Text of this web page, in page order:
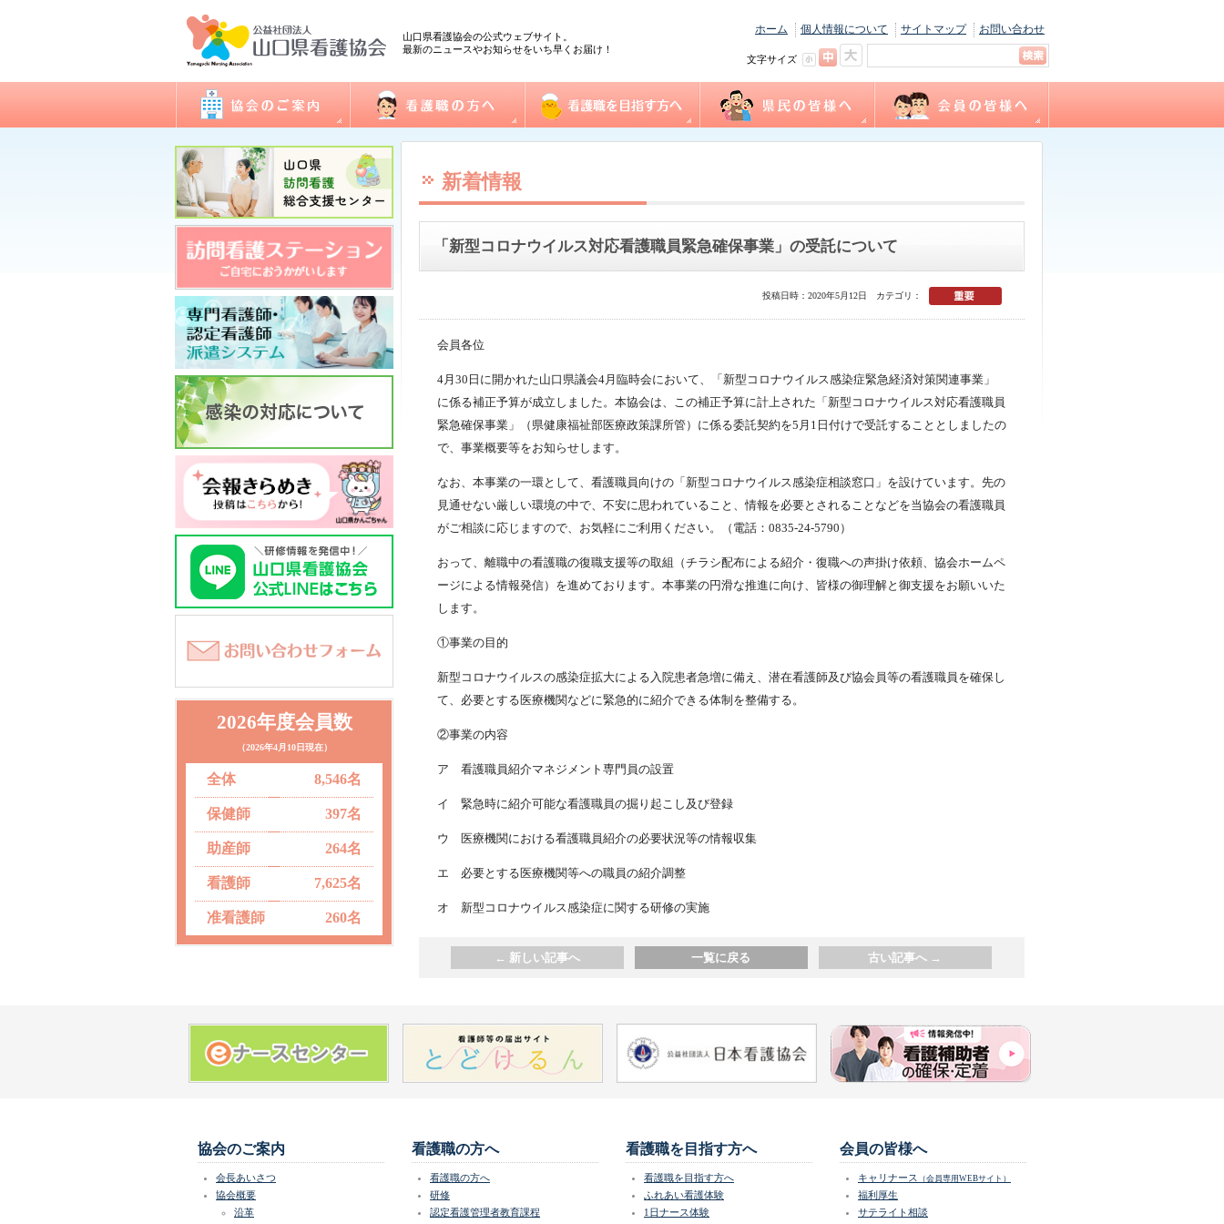
山口県看護協会の公式ウェブサイト。
最新のニュースやお知らせをいち早くお届け！
ホーム 個人情報について サイトマップ お問い合わせ
文字サイズ
会長あいさつ
協会概要
委員会活動
地区支部活動
会報誌「きらめき」
入会のご案内
アクセス
開館日・閉館日
関連団体 看護職の方へ
研修
看護実践情報
認定看護管理者教育課程
ナースセンター事業・研修
図書室
各種様式ダウンロード
2026年度会員数
（2026年4月10日現在）
全体 8,546名
保健師 397名
助産師 264名
看護師 7,625名
准看護師 260名
新着情報
「新型コロナウイルス対応看護職員緊急確保事業」の受託について
投稿日時：2020年5月12日 カテゴリ：
会員各位
4月30日に開かれた山口県議会4月臨時会において、「新型コロナウイルス感染症緊急経済対策関連事業」
に係る補正予算が成立しました。本協会は、この補正予算に計上された「新型コロナウイルス対応看護職員
緊急確保事業」（県健康福祉部医療政策課所管）に係る委託契約を5月1日付けで受託することとしましたの
で、事業概要等をお知らせします。
なお、本事業の一環として、看護職員向けの「新型コロナウイルス感染症相談窓口」を設けています。先の
見通せない厳しい環境の中で、不安に思われていること、情報を必要とされることなどを当協会の看護職員
がご相談に応じますので、お気軽にご利用ください。（電話：0835-24-5790）
おって、離職中の看護職の復職支援等の取組（チラシ配布による紹介・復職への声掛け依頼、協会ホームペ
ージによる情報発信）を進めております。本事業の円滑な推進に向け、皆様の御理解と御支援をお願いいた
します。
①事業の目的
新型コロナウイルスの感染症拡大による入院患者急増に備え、潜在看護師及び協会員等の看護職員を確保し
て、必要とする医療機関などに緊急的に紹介できる体制を整備する。
②事業の内容
ア 看護職員紹介マネジメント専門員の設置
イ 緊急時に紹介可能な看護職員の掘り起こし及び登録
ウ 医療機関における看護職員紹介の必要状況等の情報収集
エ 必要とする医療機関等への職員の紹介調整
オ 新型コロナウイルス感染症に関する研修の実施
← 新しい記事へ 一覧に戻る 古い記事へ →
協会のご案内
会長あいさつ
協会概要
沿革
看護職の方へ
看護職の方へ
研修
認定看護管理者教育課程
看護職を目指す方へ
看護職を目指す方へ
ふれあい看護体験
1日ナース体験
会員の皆様へ
キャリナース （会員専用WEBサイト）
福利厚生
サテライト相談